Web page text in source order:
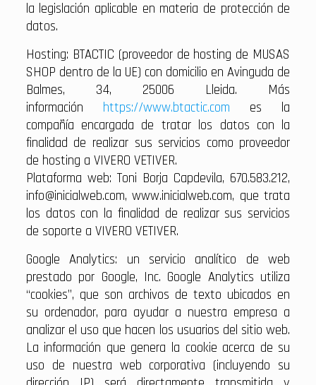
la legislación aplicable en materia de protección de
datos.
Hosting: BTACTIC (proveedor de hosting de MUSAS
SHOP dentro de la UE) con domicilio en Avinguda de
Balmes, 34, 25006 Lleida. Más
información https://www.btactic.com es la
compañía encargada de tratar los datos con la
finalidad de realizar sus servicios como proveedor
de hosting a VIVERO VETIVER.
Plataforma web: Toni Borja Capdevila, 670.583.212,
info@inicialweb.com, www.inicialweb.com, que trata
los datos con la finalidad de realizar sus servicios
de soporte a VIVERO VETIVER.
Google Analytics: un servicio analítico de web
prestado por Google, Inc. Google Analytics utiliza
“cookies”, que son archivos de texto ubicados en
su ordenador, para ayudar a nuestra empresa a
analizar el uso que hacen los usuarios del sitio web.
La información que genera la cookie acerca de su
uso de nuestra web corporativa (incluyendo su